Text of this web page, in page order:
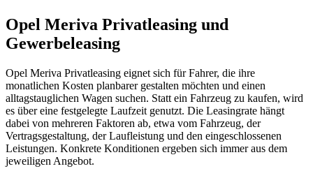
Opel Meriva Privatleasing und
Gewerbeleasing
Opel Meriva Privatleasing eignet sich für Fahrer, die ihre
monatlichen Kosten planbarer gestalten möchten und einen
alltagstauglichen Wagen suchen. Statt ein Fahrzeug zu kaufen, wird
es über eine festgelegte Laufzeit genutzt. Die Leasingrate hängt
dabei von mehreren Faktoren ab, etwa vom Fahrzeug, der
Vertragsgestaltung, der Laufleistung und den eingeschlossenen
Leistungen. Konkrete Konditionen ergeben sich immer aus dem
jeweiligen Angebot.